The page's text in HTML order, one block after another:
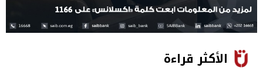
الأكثر قراءة